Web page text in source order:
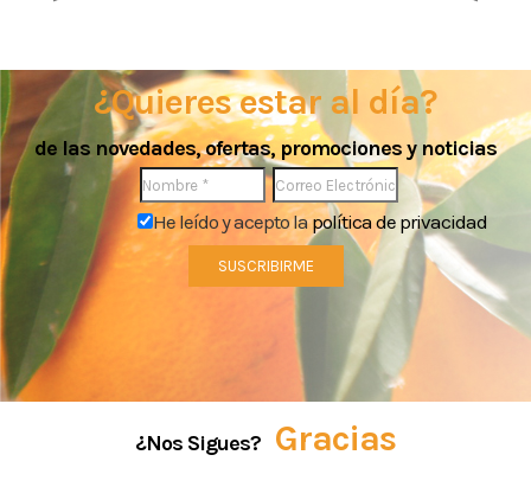
¿Quieres estar al día?
de las novedades, ofertas, promociones y noticias
He leído y acepto lapolítica de privacidad
¿Nos Sigues? Gracias